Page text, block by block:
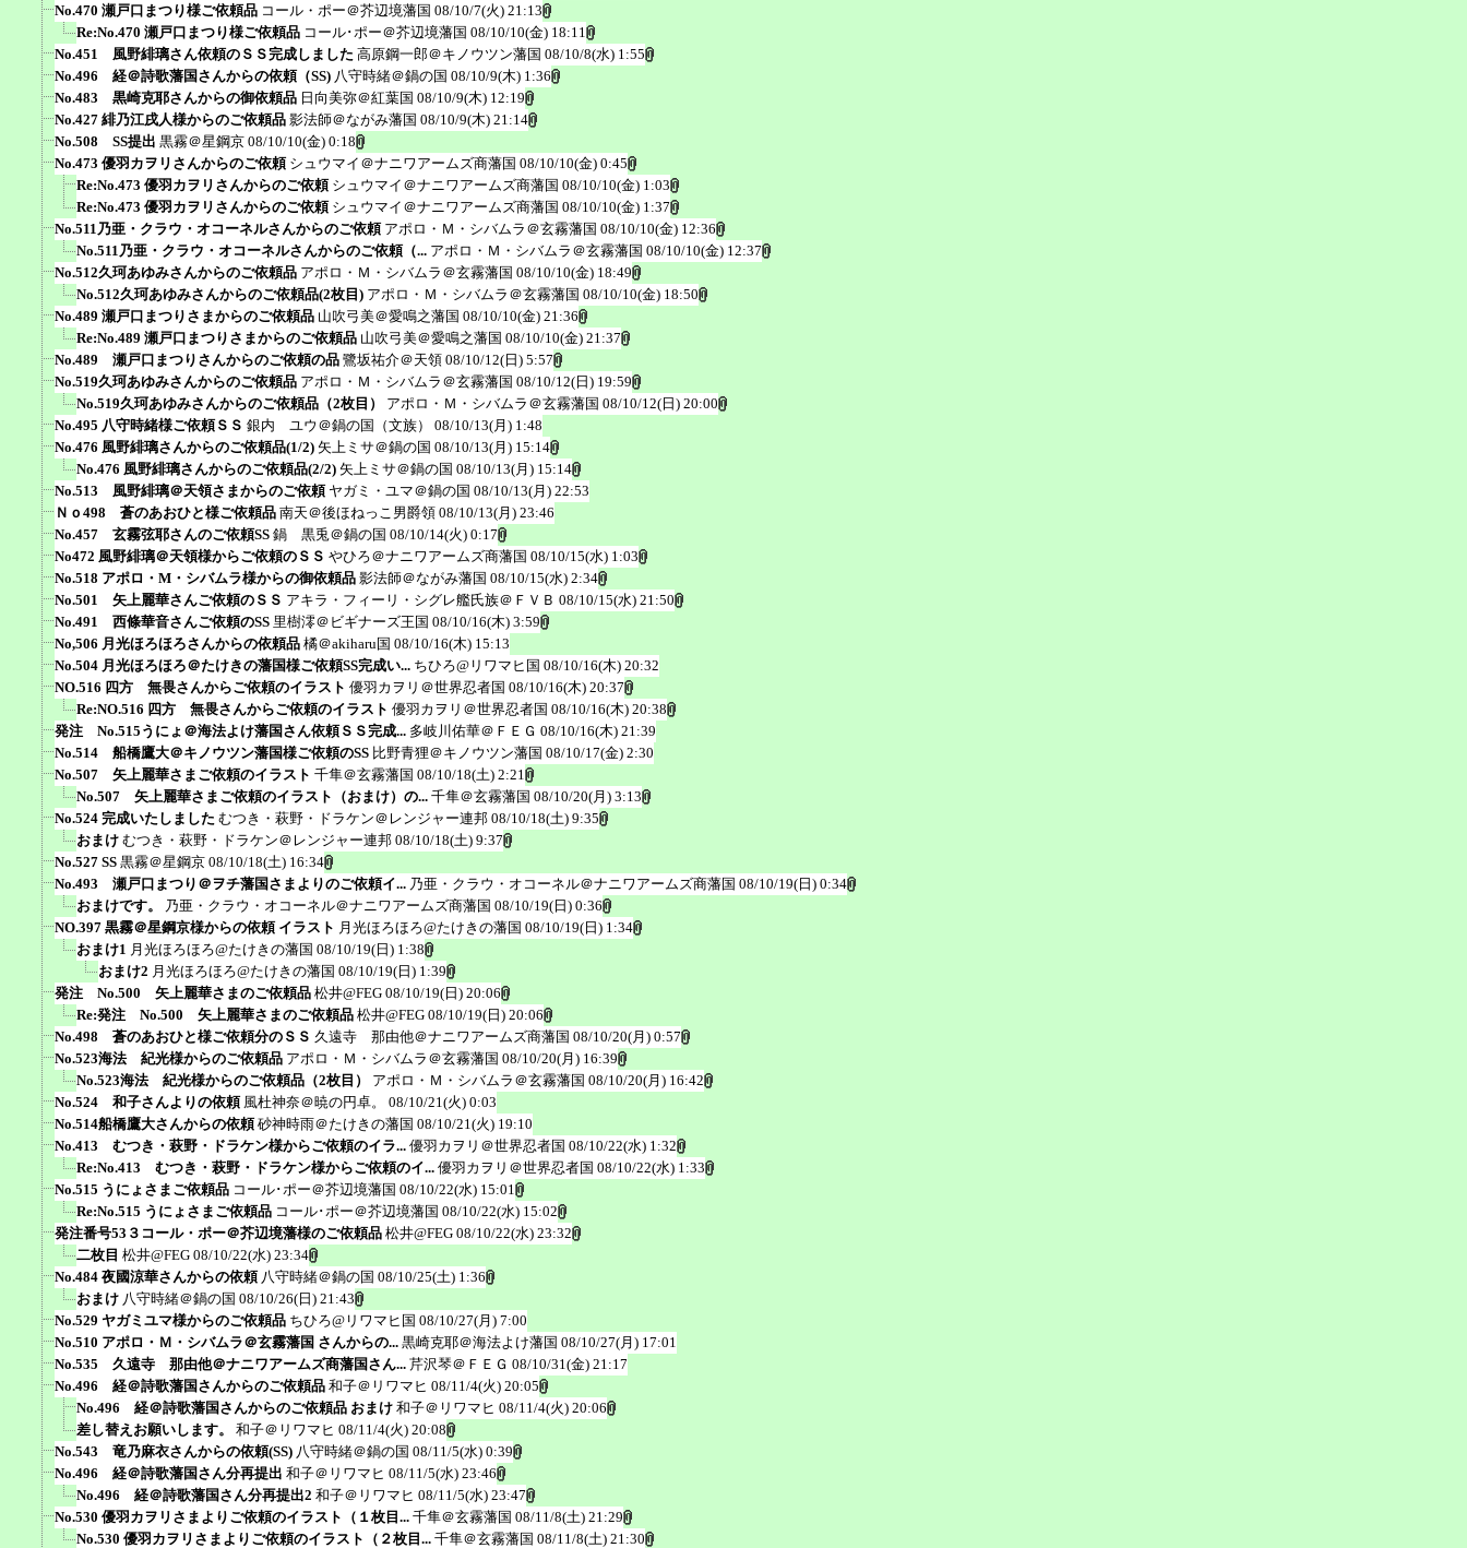
No.470 瀬戸口まつり様ご依頼品 コール・ポー＠芥辺境藩国 08/10/7(火) 21:13
Re:No.470 瀬戸口まつり様ご依頼品 コール･ポー＠芥辺境藩国 08/10/10(金) 18:11
No.451 風野緋璃さん依頼のＳＳ完成しました 高原鋼一郎＠キノウツン藩国 08/10/8(水) 1:55
No.496 経＠詩歌藩国さんからの依頼（SS) 八守時緒＠鍋の国 08/10/9(木) 1:36
No.483 黒崎克耶さんからの御依頼品 日向美弥＠紅葉国 08/10/9(木) 12:19
No.427 緋乃江戌人様からのご依頼品 影法師＠ながみ藩国 08/10/9(木) 21:14
No.508 SS提出 黒霧＠星鋼京 08/10/10(金) 0:18
No.473 優羽カヲリさんからのご依頼 シュウマイ＠ナニワアームズ商藩国 08/10/10(金) 0:45
Re:No.473 優羽カヲリさんからのご依頼 シュウマイ＠ナニワアームズ商藩国 08/10/10(金) 1:03
Re:No.473 優羽カヲリさんからのご依頼 シュウマイ＠ナニワアームズ商藩国 08/10/10(金) 1:37
No.511乃亜・クラウ・オコーネルさんからのご依頼 アポロ・Ｍ・シバムラ＠玄霧藩国 08/10/10(金) 12:36
No.511乃亜・クラウ・オコーネルさんからのご依頼（... アポロ・Ｍ・シバムラ＠玄霧藩国 08/10/10(金) 12:37
No.512久珂あゆみさんからのご依頼品 アポロ・Ｍ・シバムラ＠玄霧藩国 08/10/10(金) 18:49
No.512久珂あゆみさんからのご依頼品(2枚目) アポロ・Ｍ・シバムラ＠玄霧藩国 08/10/10(金) 18:50
No.489 瀬戸口まつりさまからのご依頼品 山吹弓美＠愛鳴之藩国 08/10/10(金) 21:36
Re:No.489 瀬戸口まつりさまからのご依頼品 山吹弓美＠愛鳴之藩国 08/10/10(金) 21:37
No.489 瀬戸口まつりさんからのご依頼の品 鷺坂祐介＠天領 08/10/12(日) 5:57
No.519久珂あゆみさんからのご依頼品 アポロ・Ｍ・シバムラ＠玄霧藩国 08/10/12(日) 19:59
No.519久珂あゆみさんからのご依頼品（2枚目）
アポロ・Ｍ・シバムラ＠玄霧藩国 08/10/12(日) 20:00
No.495 八守時緒様ご依頼ＳＳ 銀内 ユウ＠鍋の国（文族）
08/10/13(月) 1:48
No.476 風野緋璃さんからのご依頼品(1/2) 矢上ミサ＠鍋の国 08/10/13(月) 15:14
No.476 風野緋璃さんからのご依頼品(2/2) 矢上ミサ＠鍋の国 08/10/13(月) 15:14
No.513 風野緋璃＠天領さまからのご依頼 ヤガミ・ユマ＠鍋の国 08/10/13(月) 22:53
Ｎｏ498 蒼のあおひと様ご依頼品 南天＠後ほねっこ男爵領 08/10/13(月) 23:46
No.457 玄霧弦耶さんのご依頼SS 鍋 黒兎＠鍋の国 08/10/14(火) 0:17
No472 風野緋璃＠天領様からご依頼のＳＳ やひろ＠ナニワアームズ商藩国 08/10/15(水) 1:03
No.518 アポロ・M・シバムラ様からの御依頼品 影法師＠ながみ藩国 08/10/15(水) 2:34
No.501 矢上麗華さんご依頼のＳＳ アキラ・フィーリ・シグレ艦氏族＠ＦＶＢ 08/10/15(水) 21:50
No.491 西條華音さんご依頼のSS 里樹澪＠ビギナーズ王国 08/10/16(木) 3:59
No,506 月光ほろほろさんからの依頼品 橘＠akiharu国 08/10/16(木) 15:13
No.504 月光ほろほろ＠たけきの藩国様ご依頼SS完成い... ちひろ@リワマヒ国 08/10/16(木) 20:32
NO.516 四方 無畏さんからご依頼のイラスト 優羽カヲリ＠世界忍者国 08/10/16(木) 20:37
Re:NO.516 四方 無畏さんからご依頼のイラスト 優羽カヲリ＠世界忍者国 08/10/16(木) 20:38
発注 No.515うにょ＠海法よけ藩国さん依頼ＳＳ完成... 多岐川佑華＠ＦＥＧ 08/10/16(木) 21:39
No.514 船橋鷹大＠キノウツン藩国様ご依頼のSS 比野青狸＠キノウツン藩国 08/10/17(金) 2:30
No.507 矢上麗華さまご依頼のイラスト 千隼＠玄霧藩国 08/10/18(土) 2:21
No.507 矢上麗華さまご依頼のイラスト（おまけ）の... 千隼＠玄霧藩国 08/10/20(月) 3:13
No.524 完成いたしました むつき・萩野・ドラケン＠レンジャー連邦 08/10/18(土) 9:35
おまけ むつき・萩野・ドラケン＠レンジャー連邦 08/10/18(土) 9:37
No.527 SS 黒霧＠星鋼京 08/10/18(土) 16:34
No.493 瀬戸口まつり＠ヲチ藩国さまよりのご依頼イ... 乃亜・クラウ・オコーネル＠ナニワアームズ商藩国 08/10/19(日) 0:34
おまけです。
乃亜・クラウ・オコーネル＠ナニワアームズ商藩国 08/10/19(日) 0:36
NO.397 黒霧＠星鋼京様からの依頼 イラスト 月光ほろほろ@たけきの藩国 08/10/19(日) 1:34
おまけ1 月光ほろほろ@たけきの藩国 08/10/19(日) 1:38
おまけ2 月光ほろほろ@たけきの藩国 08/10/19(日) 1:39
発注 No.500 矢上麗華さまのご依頼品 松井@FEG 08/10/19(日) 20:06
Re:発注 No.500 矢上麗華さまのご依頼品 松井@FEG 08/10/19(日) 20:06
No.498 蒼のあおひと様ご依頼分のＳＳ 久遠寺 那由他＠ナニワアームズ商藩国 08/10/20(月) 0:57
No.523海法 紀光様からのご依頼品 アポロ・Ｍ・シバムラ＠玄霧藩国 08/10/20(月) 16:39
No.523海法 紀光様からのご依頼品（2枚目）
アポロ・Ｍ・シバムラ＠玄霧藩国 08/10/20(月) 16:42
No.524 和子さんよりの依頼 風杜神奈＠暁の円卓。
08/10/21(火) 0:03
No.514船橋鷹大さんからの依頼 砂神時雨＠たけきの藩国 08/10/21(火) 19:10
No.413 むつき・萩野・ドラケン様からご依頼のイラ... 優羽カヲリ＠世界忍者国 08/10/22(水) 1:32
Re:No.413 むつき・萩野・ドラケン様からご依頼のイ... 優羽カヲリ＠世界忍者国 08/10/22(水) 1:33
No.515 うにょさまご依頼品 コール･ポー＠芥辺境藩国 08/10/22(水) 15:01
Re:No.515 うにょさまご依頼品 コール･ポー＠芥辺境藩国 08/10/22(水) 15:02
発注番号53３コール・ポー＠芥辺境藩様のご依頼品 松井@FEG 08/10/22(水) 23:32
二枚目 松井@FEG 08/10/22(水) 23:34
No.484 夜國涼華さんからの依頼 八守時緒＠鍋の国 08/10/25(土) 1:36
おまけ 八守時緒＠鍋の国 08/10/26(日) 21:43
No.529 ヤガミユマ様からのご依頼品 ちひろ@リワマヒ国 08/10/27(月) 7:00
No.510 アポロ・Ｍ・シバムラ＠玄霧藩国 さんからの... 黒崎克耶＠海法よけ藩国 08/10/27(月) 17:01
No.535 久遠寺 那由他＠ナニワアームズ商藩国さん... 芹沢琴＠ＦＥＧ 08/10/31(金) 21:17
No.496 経＠詩歌藩国さんからのご依頼品 和子＠リワマヒ 08/11/4(火) 20:05
No.496 経＠詩歌藩国さんからのご依頼品 おまけ 和子＠リワマヒ 08/11/4(火) 20:06
差し替えお願いします。
和子＠リワマヒ 08/11/4(火) 20:08
No.543 竜乃麻衣さんからの依頼(SS) 八守時緒＠鍋の国 08/11/5(水) 0:39
No.496 経＠詩歌藩国さん分再提出 和子＠リワマヒ 08/11/5(水) 23:46
No.496 経＠詩歌藩国さん分再提出2 和子＠リワマヒ 08/11/5(水) 23:47
No.530 優羽カヲリさまよりご依頼のイラスト（１枚目... 千隼＠玄霧藩国 08/11/8(土) 21:29
No.530 優羽カヲリさまよりご依頼のイラスト（２枚目... 千隼＠玄霧藩国 08/11/8(土) 21:30